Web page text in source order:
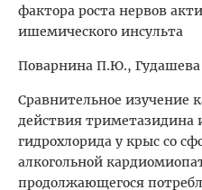
фактора роста нервов
ишемического инсульта
Поварнина П.Ю., Гудашева
Сравнительное изучение
действия триметазидина
гидрохлорида у крыс со
алкогольной
продолжающегося